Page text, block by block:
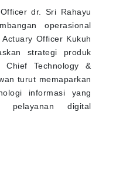
dr. Sri Rahayu
operasional
Officer Kukuh
strategi produk
Chief Technology &
turut memaparkan
informasi yang
pelayanan digital